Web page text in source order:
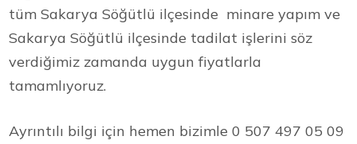
tüm Sakarya Söğütlü ilçesinde minare yapım ve
Sakarya Söğütlü ilçesinde tadilat işlerini söz
verdiğimiz zamanda uygun fiyatlarla
tamamlıyoruz.
Ayrıntılı bilgi için hemen bizimle 0 507 497 05 09